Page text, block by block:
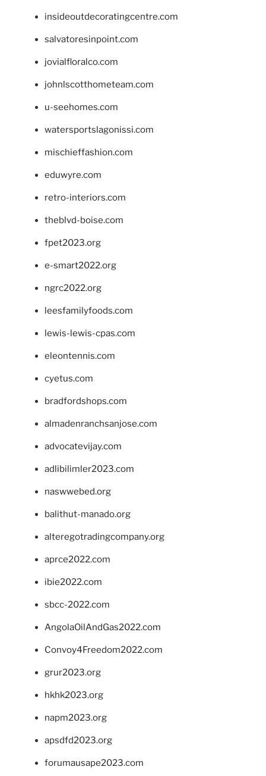
insideoutdecoratingcentre.com
salvatoresinpoint.com
jovialfloralco.com
johnlscotthometeam.com
u-seehomes.com
watersportslagonissi.com
mischieffashion.com
eduwyre.com
retro-interiors.com
theblvd-boise.com
fpet2023.org
e-smart2022.org
ngrc2022.org
leesfamilyfoods.com
lewis-lewis-cpas.com
eleontennis.com
cyetus.com
bradfordshops.com
almadenranchsanjose.com
advocatevijay.com
adlibilimler2023.com
naswwebed.org
balithut-manado.org
alteregotradingcompany.org
aprce2022.com
ibie2022.com
sbcc-2022.com
AngolaOilAndGas2022.com
Convoy4Freedom2022.com
grur2023.org
hkhk2023.org
napm2023.org
apsdfd2023.org
forumausape2023.com